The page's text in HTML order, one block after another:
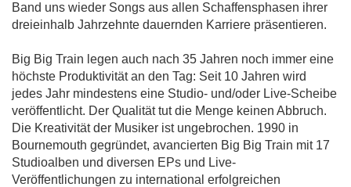
Band uns wieder Songs aus allen Schaffensphasen ihrer
dreieinhalb Jahrzehnte dauernden Karriere präsentieren.
Big Big Train legen auch nach 35 Jahren noch immer eine
höchste Produktivität an den Tag: Seit 10 Jahren wird
jedes Jahr mindestens eine Studio- und/oder Live-Scheibe
veröffentlicht. Der Qualität tut die Menge keinen Abbruch.
Die Kreativität der Musiker ist ungebrochen. 1990 in
Bournemouth gegründet, avancierten Big Big Train mit 17
Studioalben und diversen EPs und Live-
Veröffentlichungen zu international erfolgreichen